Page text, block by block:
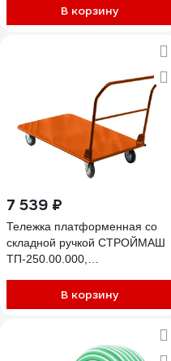
В корзину
7 539 ₽
Тележка платформенная со
складной ручкой СТРОЙМАШ
ТП-250.00.000,
В корзину